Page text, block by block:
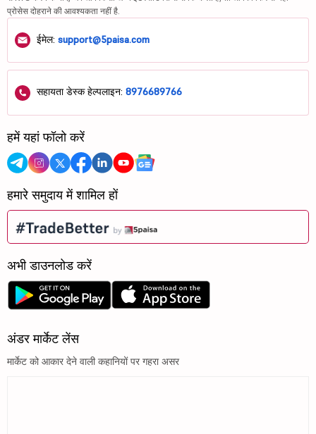
प्रोसेस दोहराने की आवश्यकता नहीं है.
ईमेल: support@5paisa.com
सहायता डेस्क हेल्पलाइन: 8976689766
हमें यहां फॉलो करें
हमारे समुदाय में शामिल हों
अभी डाउनलोड करें
अंडर मार्केट लेंस
मार्केट को आकार देने वाली कहानियों पर गहरा असर